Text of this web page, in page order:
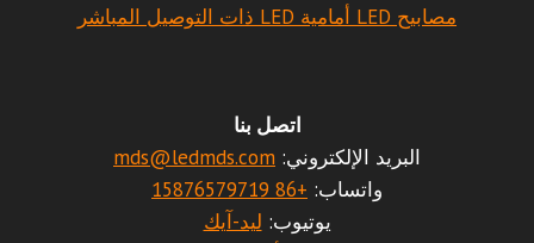
مصابيح LED أمامية LED ذات التوصيل المباشر
اتصل بنا
البريد الإلكتروني: mds@ledmds.com
واتساب: +86 15876579719
يوتيوب: ليد-آيك